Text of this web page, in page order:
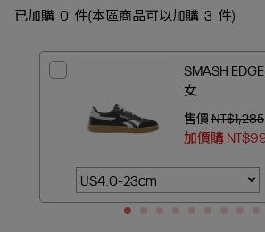
已加購 0 件(本區商品可以加購 3 件)
SMASH
女
售價 NT$1,285
加價購